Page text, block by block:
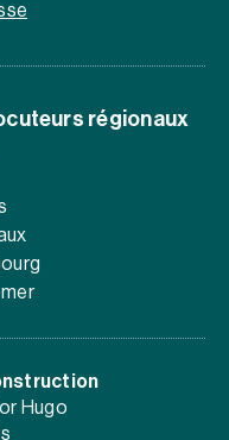
régionaux
Hugo